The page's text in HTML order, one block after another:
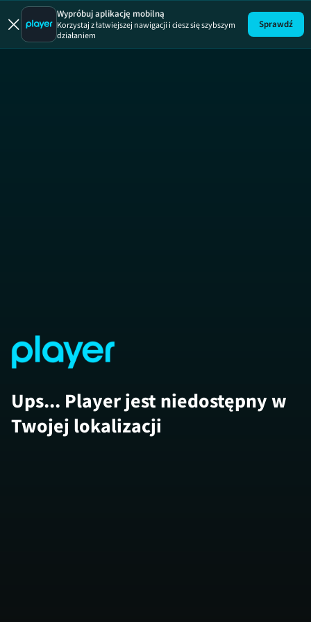
Uwaga!
Wypróbuj aplikację mobilną
Korzystaj z łatwiejszej nawigacji i ciesz się szybszym
działaniem
Sprawdź
Ups... Player jest niedostępny w
Twojej lokalizacji